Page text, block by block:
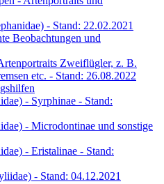
- Stand: 22.02.2021
Beobachtungen und
Zweiflügler, z. B.
etc. - Stand: 26.08.2022
- Syrphinae - Stand:
- Microdontinae und sonstige
- Eristalinae - Stand:
- Stand: 04.12.2021